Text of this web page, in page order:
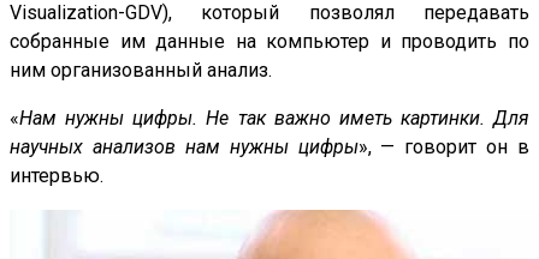
Visualization-GDV), который позволял передавать
собранные им данные на компьютер и проводить по
ним организованный анализ.
«Нам нужны цифры. Не так важно иметь картинки. Для
научных анализов нам нужны цифры», — говорит он в
интервью.